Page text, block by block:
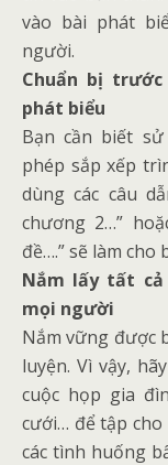
vào bài phát
người.
Chuẩn bị
phát biểu
Bạn cần biết
phép sắp xếp
dùng các câu
chương 2…”
đề….” sẽ làm cho
Nắm lấy tất
mọi người
Nắm vững được
luyện. Vì vậy,
cuộc họp gia
cưới… để tập cho
các tình huống